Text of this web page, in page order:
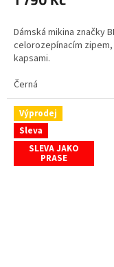
Dámská mikina značky
celorozepínacím
kapsami.
Černá
Výprodej
Sleva
SLEVA JAKO
PRASE